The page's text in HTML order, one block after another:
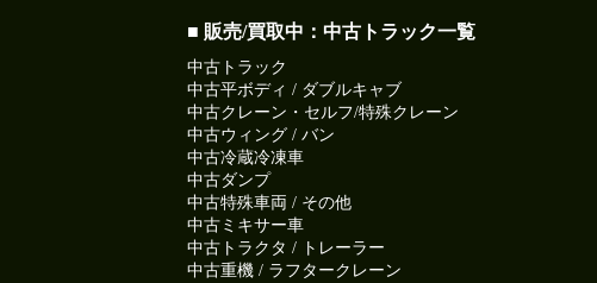
■ 販売/買取中：中古トラック一覧
中古トラック
中古平ボディ / ダブルキャブ
中古クレーン・セルフ/特殊クレーン
中古ウィング / バン
中古冷蔵冷凍車
中古ダンプ
中古特殊車両 / その他
中古ミキサー車
中古トラクタ / トレーラー
中古重機 / ラフタークレーン